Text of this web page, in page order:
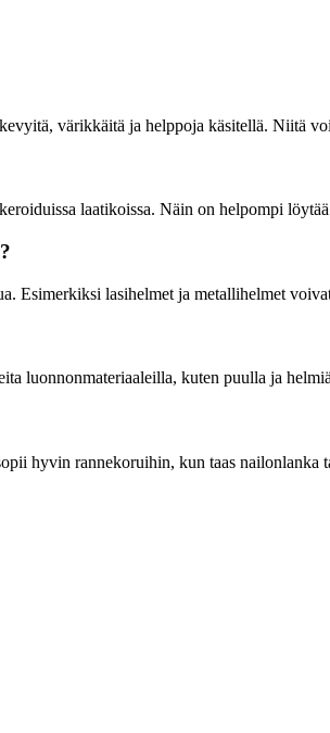
värikkäitä ja helppoja käsitellä. Niitä
laatikoissa. Näin on helpompi
Esimerkiksi lasihelmet ja metallihelmet
luonnonmateriaaleilla, kuten puulla ja
hyvin rannekoruihin, kun taas nailonlanka